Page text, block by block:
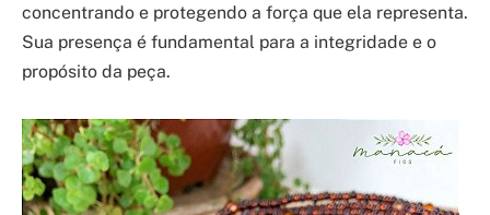
concentrando e protegendo a força que ela representa.
Sua presença é fundamental para a integridade e o
propósito da peça.